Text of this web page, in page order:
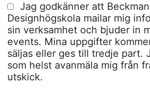
Jag godkänner att
Designhögskola mailar mig
sin verksamhet och bjuder in
events. Mina uppgifter
säljas eller ges till tredje part.
som helst avanmäla mig från
utskick.